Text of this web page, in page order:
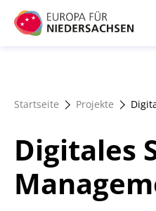
Direkt
zum
Startseite Projekte
Digitales